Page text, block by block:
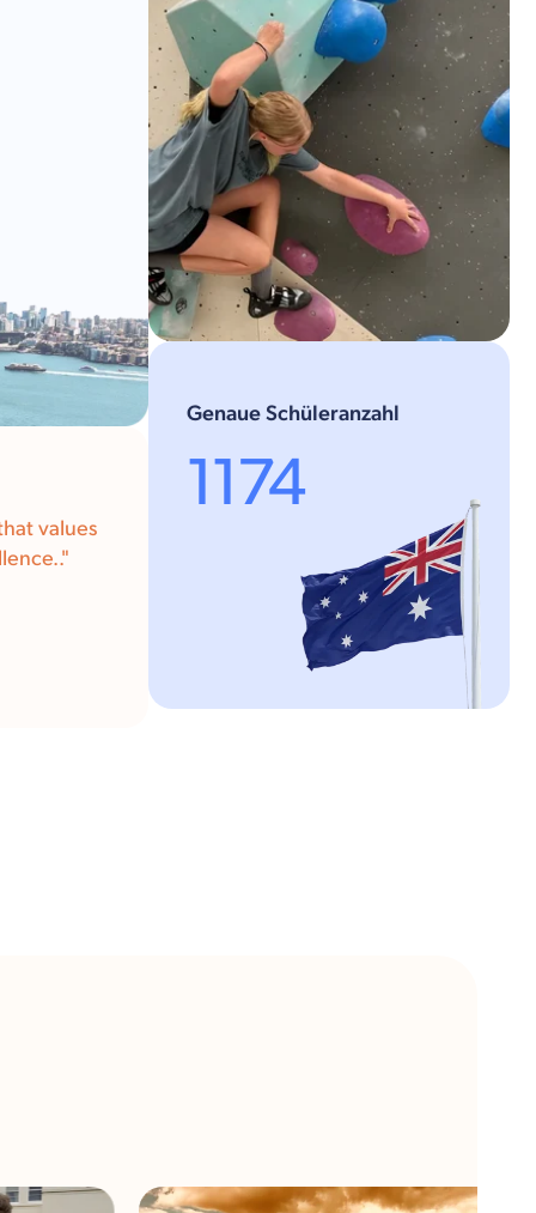
values
Genaue Schüleranzahl
1174